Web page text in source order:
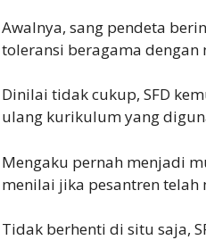
Awalnya, sang pendeta
toleransi beragama dengan
Dinilai tidak cukup, SFD
ulang kurikulum yang
Mengaku pernah menjadi
menilai jika pesantren
Tidak berhenti di situ saja,